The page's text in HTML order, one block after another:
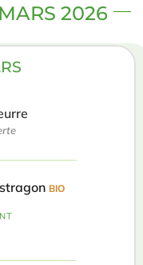
2026
BIO